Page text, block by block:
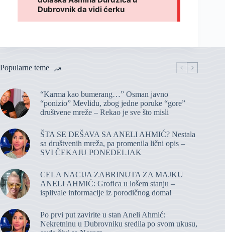
Popularne teme
“Karma kao bumerang…” Osman javno
“ponizio” Mevlidu, zbog jedne poruke “gore”
društvene mreže – Rekao je sve što misli
ŠTA SE DEŠAVA SA ANELI AHMIĆ? Nestala
sa društvenih mreža, pa promenila lični opis –
SVI ČEKAJU PONEDELJAK
CELA NACIJA ZABRINUTA ZA MAJKU
ANELI AHMIĆ: Grofica u lošem stanju –
isplivale informacije iz porodičnog doma!
Po prvi put zavirite u stan Aneli Ahmić:
Nekretninu u Dubrovniku sredila po svom ukusu,